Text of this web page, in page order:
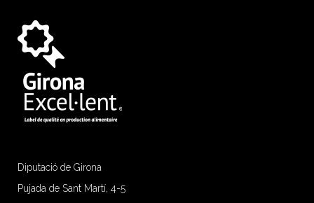
Diputació de Girona
Pujada de Sant Martí, 4-5